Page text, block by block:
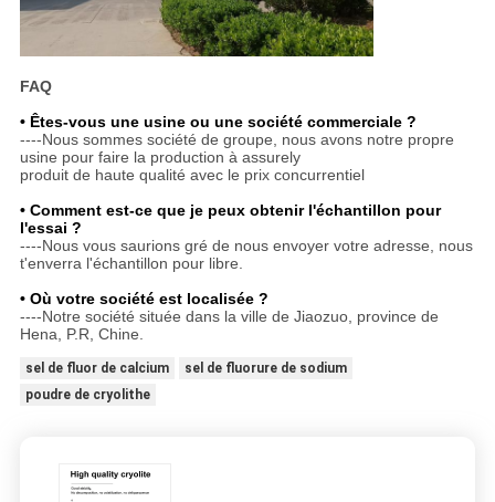
FAQ
• Êtes-vous une usine ou une société commerciale ?
----Nous sommes société de groupe, nous avons notre propre
usine pour faire la production à assurely
produit de haute qualité avec le prix concurrentiel
• Comment est-ce que je peux obtenir l'échantillon pour
l'essai ?
----Nous vous saurions gré de nous envoyer votre adresse, nous
t'enverra l'échantillon pour libre.
• Où votre société est localisée ?
----Notre société située dans la ville de Jiaozuo, province de
Hena, P.R, Chine.
sel de fluor de calcium
sel de fluorure de sodium
poudre de cryolithe